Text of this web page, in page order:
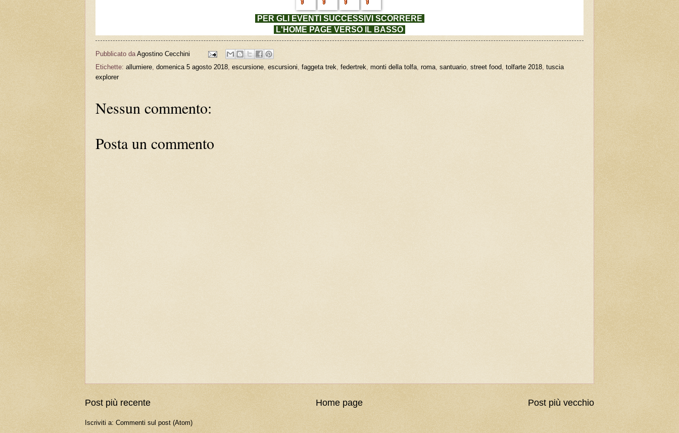
PER GLI EVENTI SUCCESSIVI SCORRERE
L'HOME PAGE VERSO IL BASSO
Pubblicato da Agostino Cecchini
Etichette: allumiere, domenica 5 agosto 2018, escursione, escursioni, faggeta trek, federtrek, monti della tolfa, roma, santuario, street food, tolfarte 2018, tuscia
explorer
Nessun commento:
Posta un commento
Post più recente Post più vecchio
Home page
Iscriviti a: Commenti sul post (Atom)